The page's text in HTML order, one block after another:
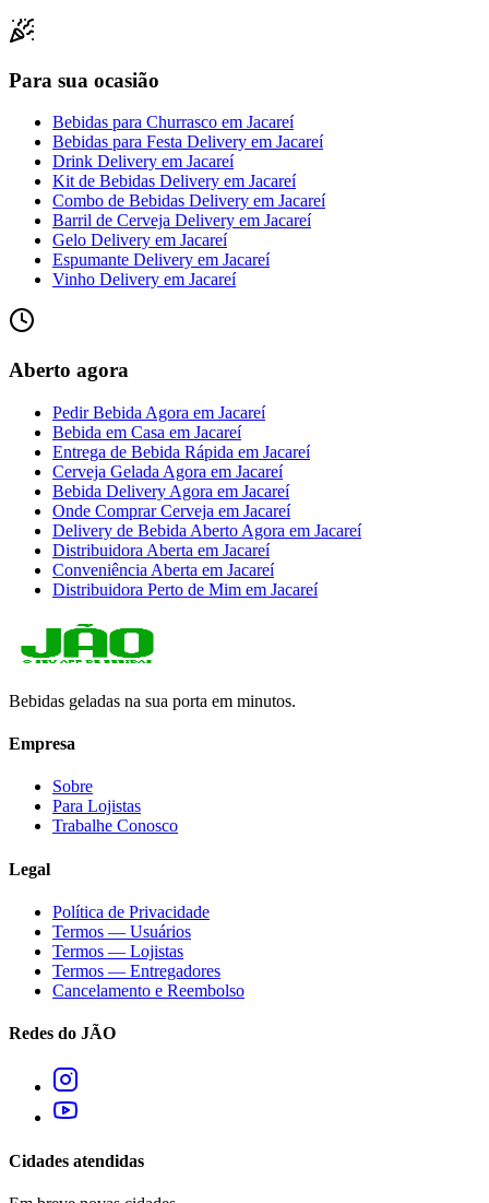
Para sua ocasião
Bebidas para Churrasco em Jacareí
Bebidas para Festa Delivery em Jacareí
Drink Delivery em Jacareí
Kit de Bebidas Delivery em Jacareí
Combo de Bebidas Delivery em Jacareí
Barril de Cerveja Delivery em Jacareí
Gelo Delivery em Jacareí
Espumante Delivery em Jacareí
Vinho Delivery em Jacareí
Aberto agora
Pedir Bebida Agora em Jacareí
Bebida em Casa em Jacareí
Entrega de Bebida Rápida em Jacareí
Cerveja Gelada Agora em Jacareí
Bebida Delivery Agora em Jacareí
Onde Comprar Cerveja em Jacareí
Delivery de Bebida Aberto Agora em Jacareí
Distribuidora Aberta em Jacareí
Conveniência Aberta em Jacareí
Distribuidora Perto de Mim em Jacareí
Bebidas geladas na sua porta em minutos.
Empresa
Sobre
Para Lojistas
Trabalhe Conosco
Legal
Política de Privacidade
Termos — Usuários
Termos — Lojistas
Termos — Entregadores
Cancelamento e Reembolso
Redes do JÃO
Cidades atendidas